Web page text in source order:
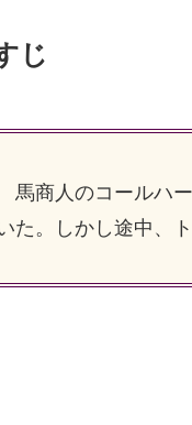
じ
馬商人のコールハ
た。しかし途中、